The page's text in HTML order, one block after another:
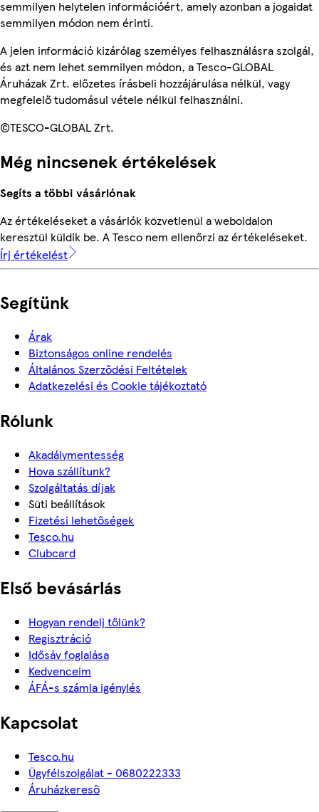
semmilyen helytelen információért, amely azonban a jogaidat
semmilyen módon nem érinti.
A jelen információ kizárólag személyes felhasználásra szolgál,
és azt nem lehet semmilyen módon, a Tesco-GLOBAL
Áruházak Zrt. előzetes írásbeli hozzájárulása nélkül, vagy
megfelelő tudomásul vétele nélkül felhasználni.
©TESCO-GLOBAL Zrt.
Még nincsenek értékelések
Segíts a többi vásárlónak
Az értékeléseket a vásárlók közvetlenül a weboldalon
keresztül küldik be. A Tesco nem ellenőrzi az értékeléseket.
Írj értékelést
Segítünk
Árak
Biztonságos online rendelés
Általános Szerződési Feltételek
Adatkezelési és Cookie tájékoztató
Rólunk
Akadálymentesség
Hova szállítunk?
Szolgáltatás díjak
Süti beállítások
Fizetési lehetőségek
Tesco.hu
Clubcard
Első bevásárlás
Hogyan rendelj tőlünk?
Regisztráció
Idősáv foglalása
Kedvenceim
ÁFÁ-s számla igénylés
Kapcsolat
Tesco.hu
Ügyfélszolgálat - 0680222333
Áruházkereső